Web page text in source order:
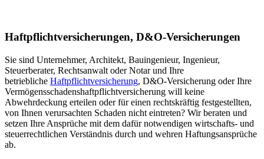
Haftpflichtversicherungen, D&O-Versicherungen
Sie sind Unternehmer, Architekt, Bauingenieur, Ingenieur,
Steuerberater, Rechtsanwalt oder Notar und Ihre
betriebliche Haftpflichtversicherung, D&O-Versicherung oder Ihre
Vermögens­schadens­haftpflicht­versicherung will keine
Abwehrdeckung erteilen oder für einen rechtskräftig festgestellten,
von Ihnen verursachten Schaden nicht eintreten? Wir beraten und
setzen Ihre Ansprüche mit dem dafür notwendigen wirtschafts- und
steuerrechtlichen Verständnis durch und wehren Haftungsansprüche
ab.